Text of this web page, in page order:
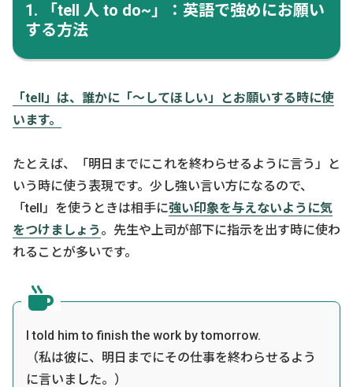
1. 「tell 人 to do~」：英語で強めにお願い
する方法
「tell」は、誰かに「〜してほしい」とお願いする時に使
います。
たとえば、「明日までにこれを終わらせるように言う」と
いう時に使う表現です。少し強い言い方になるので、
「tell」を使うときは相手に強い印象を与えないように気
をつけましょう 。先生や上司が部下に指示を出す時に使わ
れることが多いです。
I told him to finish the work by tomorrow.
（私は彼に、明日までにその仕事を終わらせるよう
に言いました。）